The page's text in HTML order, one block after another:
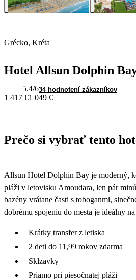
Grécko, Kréta
Hotel Allsun Dolphin
5.4/634 hodnotení zákazníkov
1 417 €1 049 €
Prečo si vybrať tento
Allsun Hotel Dolphin Bay je moderný,
pláži v letovisku Amoudara, len pár
bazény vrátane časti s toboganmi,
dobrému spojeniu do mesta je ideálny
Krátky transfer z letiska
2 deti do 11,99 rokov zdarma
Sklzavky
Priamo pri piesočnatej pláži